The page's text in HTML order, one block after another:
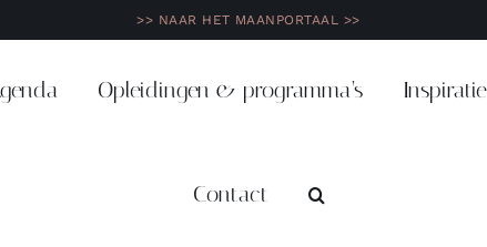
>> NAAR HET MAANPORTAAL >>
Opleidingen & programma’s Inspiratie
Contact